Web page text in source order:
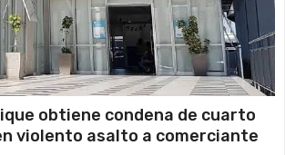
obtiene condena de cuarto
violento asalto a comerciante